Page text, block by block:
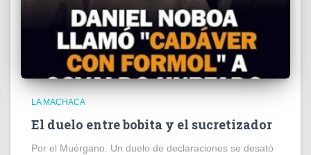
LA MACHACA
El duelo entre bobita y el sucretizador
Por el Muérgano. Un duelo de declaraciones se desató